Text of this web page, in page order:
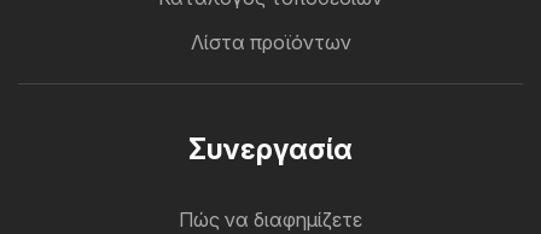
Λίστα προϊόντων
Συνεργασία
Πώς να διαφημίζετε